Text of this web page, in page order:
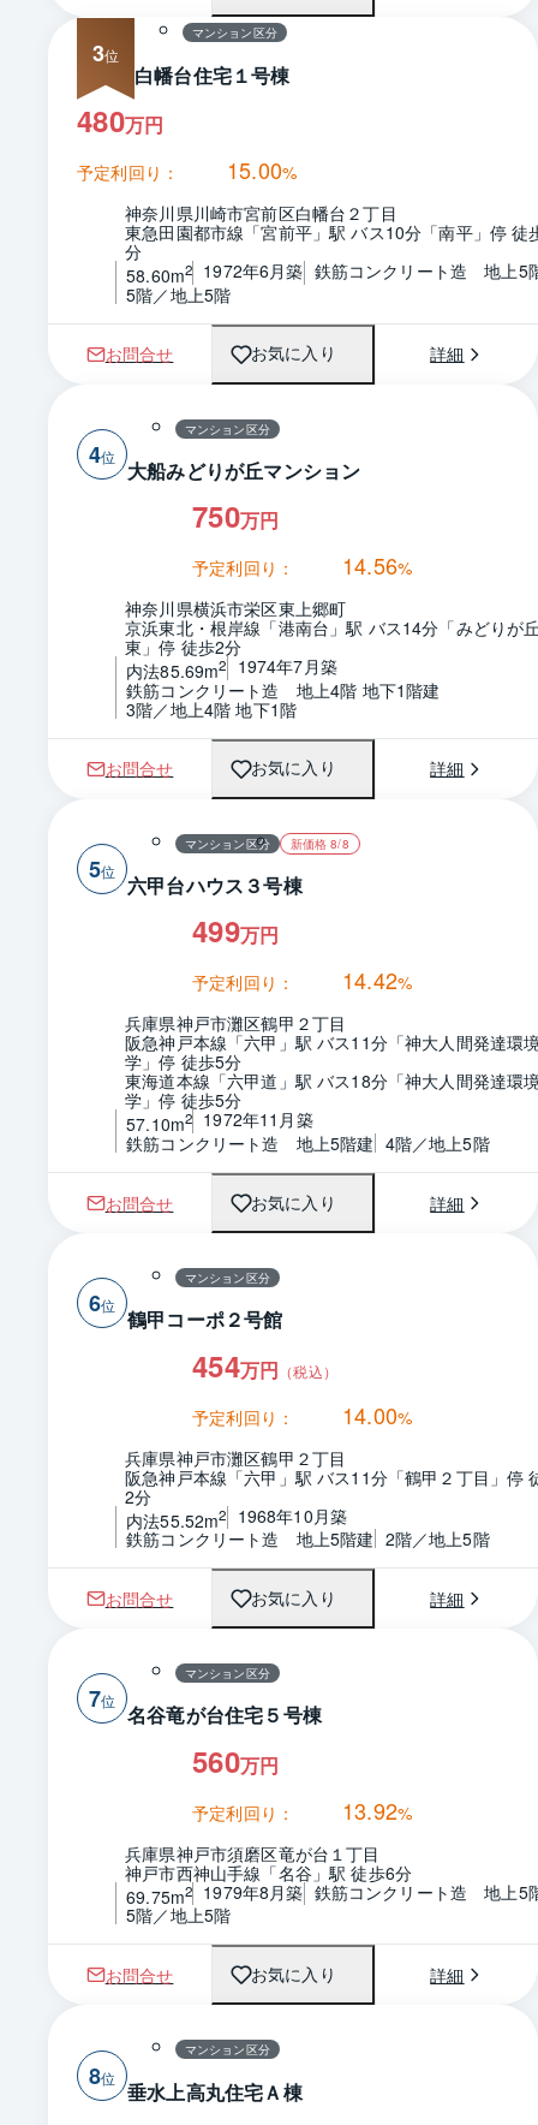
3
マンション区分
白幡台住宅１号棟
480万円
予定利回り： 15.00%
神奈川県川崎市宮前区白幡台２丁目
東急田園都市線「宮前平」駅 バス10分「南平」停 徒
分
58.60m2 1972年6月築 鉄筋コンクリート造　地上5
5階／地上5階
お問合せ お気に入り 詳細
4
マンション区分
大船みどりが丘マンション
750万円
予定利回り： 14.56%
神奈川県横浜市栄区東上郷町
京浜東北・根岸線「港南台」駅 バス14分「みどりが
東」停 徒歩2分
内法85.69m2
1974年7月築
鉄筋コンクリート造　地上4階 地下1階建
3階／地上4階 地下1階
お問合せ お気に入り 詳細
5
マンション区分 新価格 8/8
六甲台ハウス３号棟
499万円
予定利回り： 14.42%
兵庫県神戸市灘区鶴甲２丁目
阪急神戸本線「六甲」駅 バス11分「神大人間発達環
学」停 徒歩5分
東海道本線「六甲道」駅 バス18分「神大人間発達環
学」停 徒歩5分
57.10m2
1972年11月築
鉄筋コンクリート造　地上5階建 4階／地上5階
お問合せ お気に入り 詳細
6
マンション区分
鶴甲コーポ２号館
454万円 （税込）
予定利回り： 14.00%
兵庫県神戸市灘区鶴甲２丁目
阪急神戸本線「六甲」駅 バス11分「鶴甲２丁目」停
2分
内法55.52m2
1968年10月築
鉄筋コンクリート造　地上5階建 2階／地上5階
お問合せ お気に入り 詳細
7
マンション区分
名谷竜が台住宅５号棟
560万円
予定利回り： 13.92%
兵庫県神戸市須磨区竜が台１丁目
神戸市西神山手線「名谷」駅 徒歩6分
69.75m2 1979年8月築 鉄筋コンクリート造　地上5
5階／地上5階
お問合せ お気に入り 詳細
8
マンション区分
垂水上高丸住宅Ａ棟